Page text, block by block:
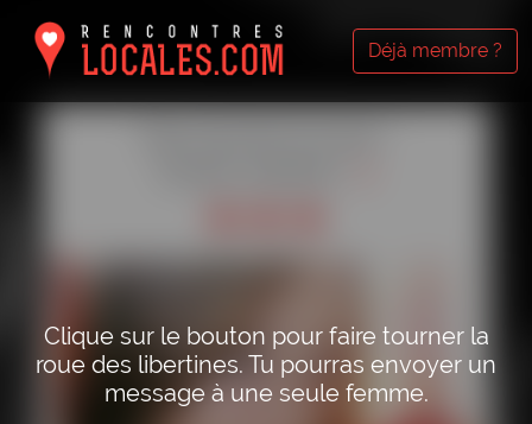
Déjà membre ?
Clique sur le bouton pour faire tourner la
roue des libertines. Tu pourras envoyer un
message à une seule femme.